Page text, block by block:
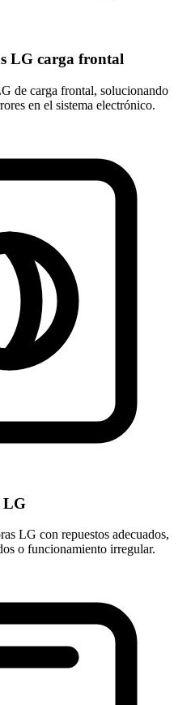
LG carga frontal
de carga frontal, solucionando
en el sistema electrónico.
LG
LG con repuestos adecuados,
o funcionamiento irregular.